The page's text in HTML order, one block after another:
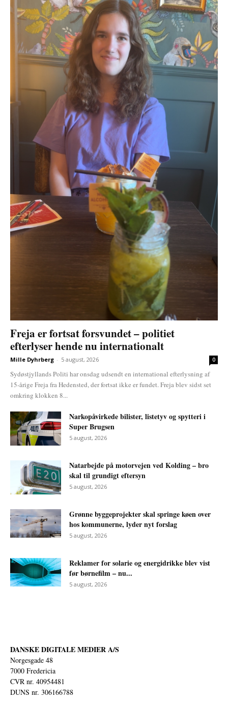
Freja er fortsat forsvundet – politiet
efterlyser hende nu internationalt
Mille Dyhrberg - 5 august, 2026 0
Sydøstjyllands Politi har onsdag udsendt en international efterlysning af
15-årige Freja fra Hedensted, der fortsat ikke er fundet. Freja blev sidst set
omkring klokken 8...
Narkopåvirkede bilister, listetyv og spytteri i
Super Brugsen
5 august, 2026
Natarbejde på motorvejen ved Kolding – bro
skal til grundigt eftersyn
5 august, 2026
Grønne byggeprojekter skal springe køen over
hos kommunerne, lyder nyt forslag
5 august, 2026
Reklamer for solarie og energidrikke blev vist
før børnefilm – nu...
5 august, 2026
DANSKE DIGITALE MEDIER A/S
Norgesgade 48
7000 Fredericia
CVR nr. 40954481
DUNS nr. 306166788